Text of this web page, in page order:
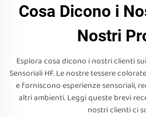
Cosa Dicono i
Nostri
Esplora cosa dicono i nostri clienti
Sensoriali HF. Le nostre tessere
e forniscono esperienze sensoriali,
altri ambienti. Leggi queste brevi
nostri clienti ci